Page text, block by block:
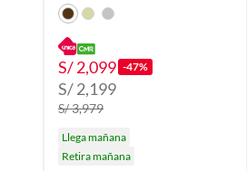
S/ 2,099 -47%
S/ 2,199
S/ 3,979
Llega mañana
Retira mañana